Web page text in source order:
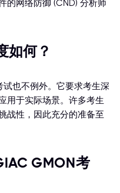
的网络防御 (CND) 分析师
如何？
也不例外。它要求考生深
用于实际场景。许多考生
战性，因此充分的准备至
GMON考